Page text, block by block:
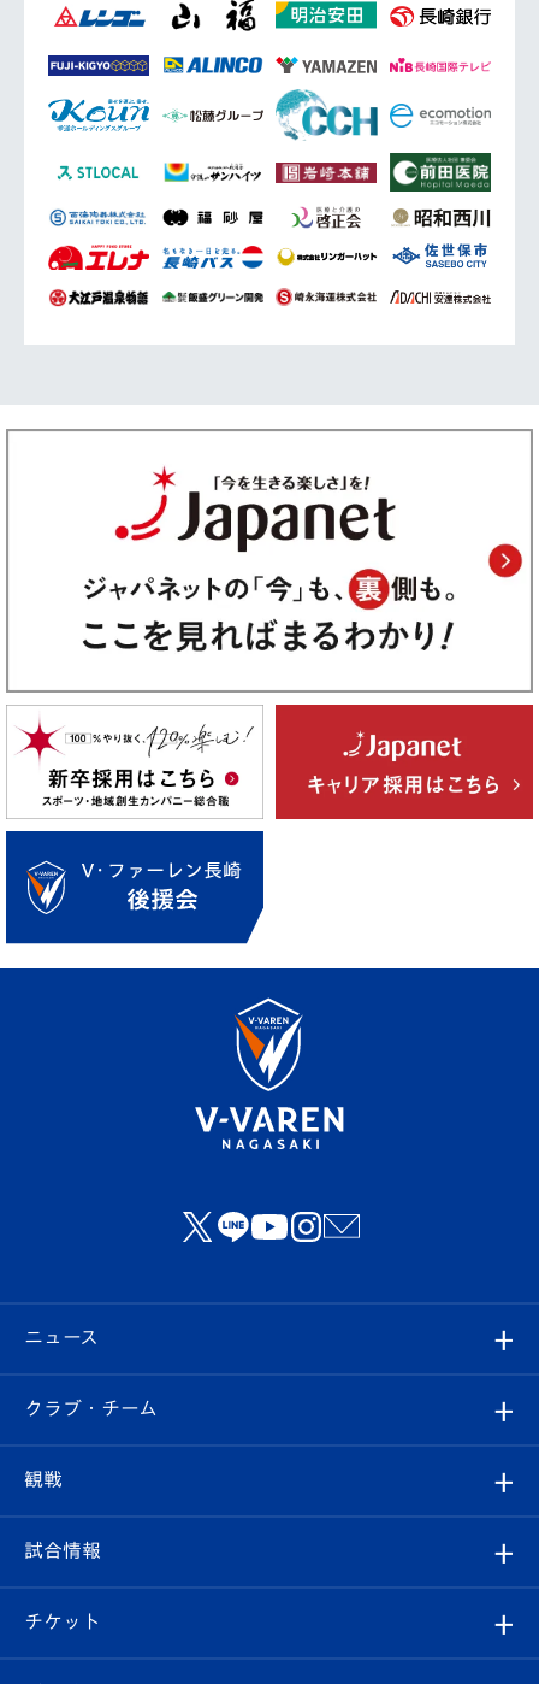
ニュース
すべて
クラブ
試合情報
クラブ・チーム
クラブ概要
エンブレム紹介
観戦
観戦ルール
はじめての観戦ガイド
試合情報
試合日程/結果
チケット